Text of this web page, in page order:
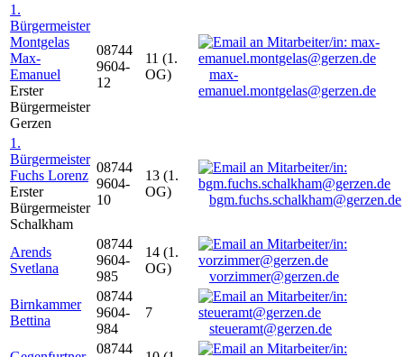
1.
Bürgermeister
Montgelas
Max-
Emanuel
Erster
Bürgermeister
Gerzen
08744
9604-
12
11 (1.
OG)
max-
emanuel.montgelas@gerzen.de
1.
Bürgermeister
Fuchs Lorenz
Erster
Bürgermeister
Schalkham
08744
9604-
10
13 (1.
OG)
bgm.fuchs.schalkham@gerzen.de
Arends
Svetlana
08744
9604-
985
14 (1.
OG)
vorzimmer@gerzen.de
Birnkammer
Bettina
08744
9604-
984
7
steueramt@gerzen.de
08744